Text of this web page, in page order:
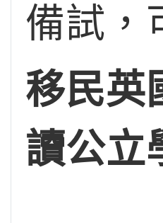
備試，
移民英
讀公立